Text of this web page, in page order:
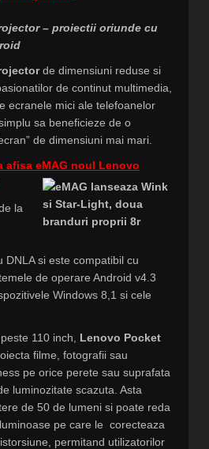
– proiectii oriunde cu
de dimensiuni reduse si
de continut multimedia,
ecranele mici ale telefoanelor
sa beneficieze de o
de dimensiuni mai mari.
afisa eMAG noul Lenovo
la
DNLA si este compatibil cu
de operare Android v4.3
Windows 8,1 si cele
110 inch, Lenovo Pocket
filme, fotografii sau
pe orice perete sau suprafata
luminozitate scazuta. Asta
de 50 de lumeni si poate reda
pe care le corecteaza
permitand utilizatorilor